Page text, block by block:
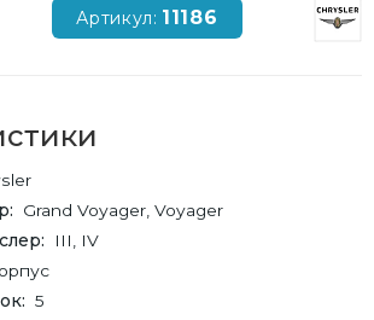
Артикул: 11186
Grand Voyager, Voyager
III, IV
5